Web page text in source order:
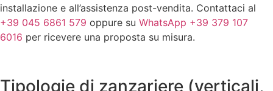
installazione e all’assistenza post-vendita. Contattaci al
+39 045 6861 579 oppure su WhatsApp +39 379 107
6016 per ricevere una proposta su misura.
Tipologie di zanzariere (verticali,